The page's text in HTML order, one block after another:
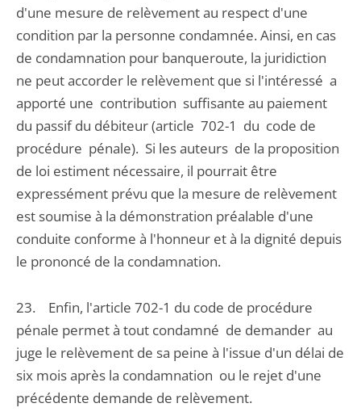
d'une mesure de relèvement au respect d'une
condition par la personne condamnée. Ainsi, en cas
de condamnation pour banqueroute, la juridiction
ne peut accorder le relèvement que si l'intéressé a
apporté une contribution suffisante au paiement
du passif du débiteur (article 702-1 du code de
procédure pénale). Si les auteurs de la proposition
de loi estiment nécessaire, il pourrait être
expressément prévu que la mesure de relèvement
est soumise à la démonstration préalable d'une
conduite conforme à l'honneur et à la dignité depuis
le prononcé de la condamnation.
23. Enfin, l'article 702-1 du code de procédure
pénale permet à tout condamné de demander au
juge le relèvement de sa peine à l'issue d'un délai de
six mois après la condamnation ou le rejet d'une
précédente demande de relèvement.